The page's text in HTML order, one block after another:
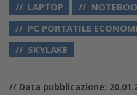
LAPTOP
PC PORTATILE
SKYLAKE
// Data pubblicazione: